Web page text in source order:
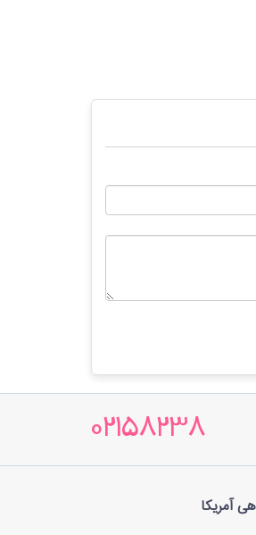
02158238
آمریکا